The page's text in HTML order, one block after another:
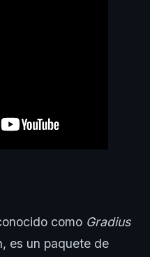
como Gradius
es un paquete de